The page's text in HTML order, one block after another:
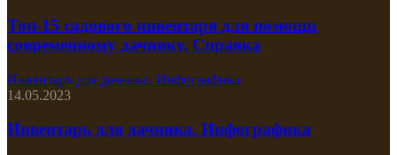
Топ-15 садового инвентаря для помощи
современному дачнику. Справка
Инвентарь для дачника. Инфографика
14.05.2023
Инвентарь для дачника. Инфографика